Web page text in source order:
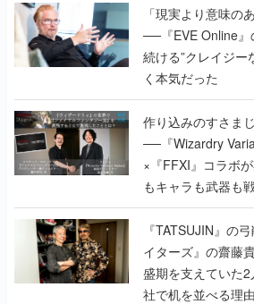
「現実より意味の
──『EVE Online』
続ける”クレイジー
く本気だった
作り込みのすさま
──『Wizardry
×『FFXI』コラボ
もキャラも武器も
で作り込まれた理
く
『TATSUJIN』の
イターズ』の齋藤
盛期を支えていた
社で机を並べる理